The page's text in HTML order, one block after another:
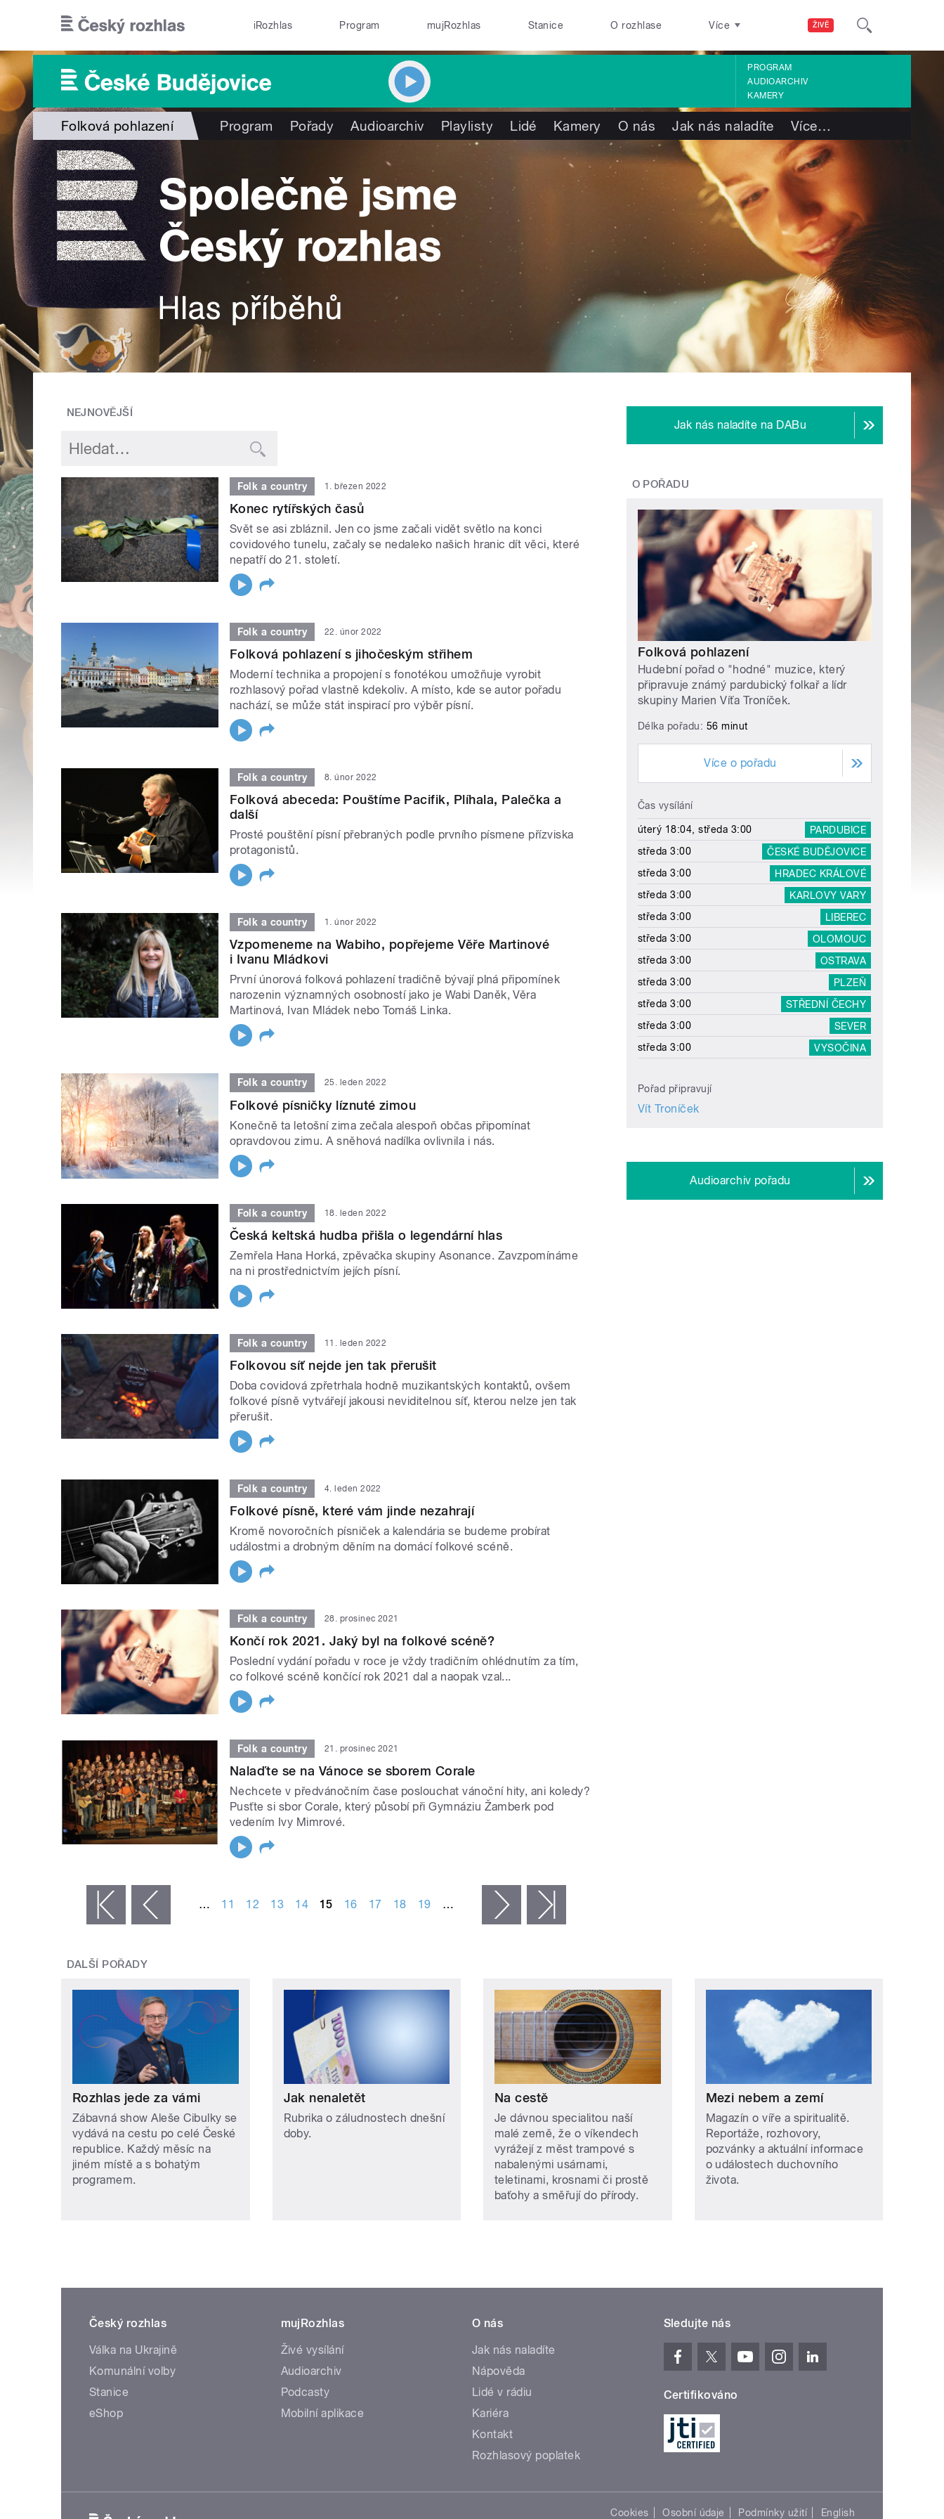
ŽIVĚ
iRozhlas Program mujRozhlas Stanice O rozhlase Více
PROGRAM
AUDIOARCHIV
KAMERY
Folková pohlazení Program Pořady Audioarchiv Playlisty Lidé Kamery O nás Jak nás naladíte Více…
NEJNOVĚJŠÍ
Folk a country 1. březen 2022
Konec rytířských časů
Svět se asi zbláznil. Jen co jsme začali vidět světlo na konci
covidového tunelu, začaly se nedaleko našich hranic dít věci, které
nepatří do 21. století.
Folk a country 22. únor 2022
Folková pohlazení s jihočeským střihem
Moderní technika a propojení s fonotékou umožňuje vyrobit
rozhlasový pořad vlastně kdekoliv. A místo, kde se autor pořadu
nachází, se může stát inspirací pro výběr písní.
Folk a country 8. únor 2022
Folková abeceda: Pouštíme Pacifik, Plíhala, Palečka a
další
Prosté pouštění písní přebraných podle prvního písmene přízviska
protagonistů.
Folk a country 1. únor 2022
Vzpomeneme na Wabiho, popřejeme Věře Martinové
i Ivanu Mládkovi
První únorová folková pohlazení tradičně bývají plná připomínek
narozenin významných osobností jako je Wabi Daněk, Věra
Martinová, Ivan Mládek nebo Tomáš Linka.
Folk a country 25. leden 2022
Folkové písničky líznuté zimou
Konečně ta letošní zima zečala alespoň občas připomínat
opravdovou zimu. A sněhová nadílka ovlivnila i nás.
Folk a country 18. leden 2022
Česká keltská hudba přišla o legendární hlas
Zemřela Hana Horká, zpěvačka skupiny Asonance. Zavzpomínáme
na ni prostřednictvím jejích písní.
Folk a country 11. leden 2022
Folkovou síť nejde jen tak přerušit
Doba covidová zpřetrhala hodně muzikantských kontaktů, ovšem
folkové písně vytvářejí jakousi neviditelnou síť, kterou nelze jen tak
přerušit.
Folk a country 4. leden 2022
Folkové písně, které vám jinde nezahrají
Kromě novoročních písniček a kalendária se budeme probírat
událostmi a drobným děním na domácí folkové scéně.
Folk a country 28. prosinec 2021
Končí rok 2021. Jaký byl na folkové scéně?
Poslední vydání pořadu v roce je vždy tradičním ohlédnutím za tím,
co folkové scéně končící rok 2021 dal a naopak vzal...
Folk a country 21. prosinec 2021
Nalaďte se na Vánoce se sborem Corale
Nechcete v předvánočním čase poslouchat vánoční hity, ani koledy?
Pusťte si sbor Corale, který působí při Gymnáziu Žamberk pod
vedením Ivy Mimrové.
‹ předchozí … 11 12 13 14 15 16 17 18 19 … následující ›
Jak nás naladíte na DABu
O POŘADU
Folková pohlazení
Hudební pořad o "hodné" muzice, který
připravuje známý pardubický folkař a lídr
skupiny Marien Víťa Troníček.
Délka pořadu: 56 minut
Více o pořadu
Čas vysílání
úterý 18:04, středa 3:00
PARDUBICE
středa 3:00
ČESKÉ BUDĚJOVICE
středa 3:00
HRADEC KRÁLOVÉ
středa 3:00
KARLOVY VARY
středa 3:00
LIBEREC
středa 3:00
OLOMOUC
středa 3:00
OSTRAVA
středa 3:00
PLZEŇ
středa 3:00
STŘEDNÍ ČECHY
středa 3:00
SEVER
středa 3:00
VYSOČINA
Pořad připravují
Vít Troníček
Audioarchiv pořadu
DALŠÍ POŘADY
Rozhlas jede za vámi
Zábavná show Aleše Cibulky se
vydává na cestu po celé České
republice. Každý měsíc na
jiném místě a s bohatým
programem.
Jak nenaletět
Rubrika o záludnostech dnešní
doby.
Na cestě
Je dávnou specialitou naší
malé země, že o víkendech
vyrážejí z měst trampové s
nabalenými usárnami,
teletinami, krosnami či prostě
baťohy a směřují do přírody.
Mezi nebem a zemí
Magazín o víře a spiritualitě.
Reportáže, rozhovory,
pozvánky a aktuální informace
o událostech duchovního
života.
Český rozhlas
Válka na Ukrajině
Komunální volby
Stanice
eShop
mujRozhlas
Živé vysílání
Audioarchiv
Podcasty
Mobilní aplikace
O nás
Jak nás naladíte
Nápověda
Lidé v rádiu
Kariéra
Kontakt
Rozhlasový poplatek
Sledujte nás
Certifikováno
Cookies Osobní údaje Podmínky užití English